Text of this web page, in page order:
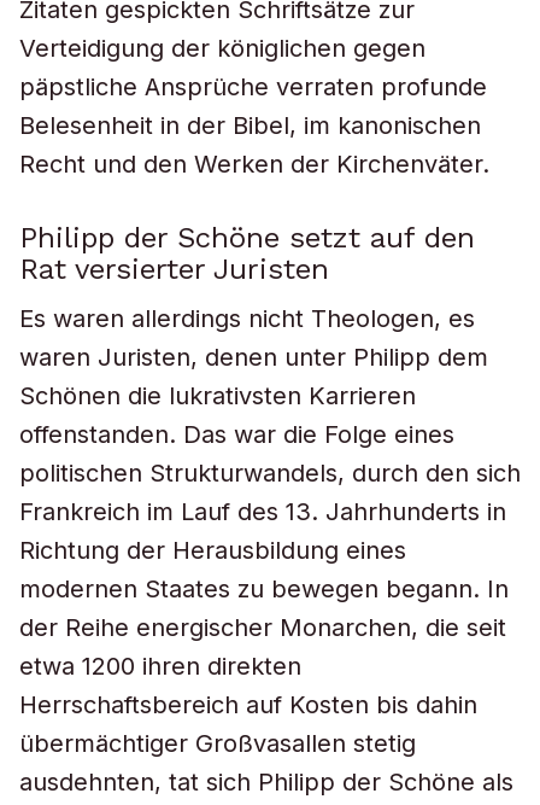
Zitaten gespickten Schriftsätze zur
Verteidigung der königlichen gegen
päpstliche Ansprüche verraten profunde
Belesenheit in der Bibel, im kanonischen
Recht und den Werken der Kirchenväter.
Philipp der Schöne setzt auf den
Rat versierter Juristen
Es waren allerdings nicht Theologen, es
waren Juristen, denen unter Philipp dem
Schönen die lukrativsten Karrieren
offenstanden. Das war die Folge eines
politischen Strukturwandels, durch den sich
Frankreich im Lauf des 13. Jahrhunderts in
Richtung der Herausbildung eines
modernen Staates zu bewegen begann. In
der Reihe energischer Monarchen, die seit
etwa 1200 ihren direkten
Herrschaftsbereich auf Kosten bis dahin
übermächtiger Großvasallen stetig
ausdehnten, tat sich Philipp der Schöne als